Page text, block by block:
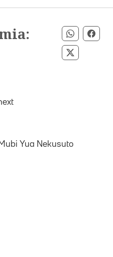
Yua Nekusuto